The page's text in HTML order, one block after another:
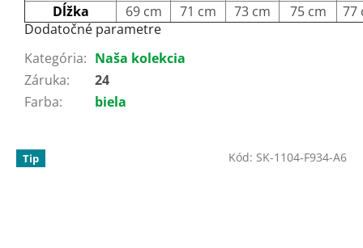
Dĺžka
69 cm 71 cm 73 cm 75 cm
77
Dodatočné parametre
Kategória: Naša kolekcia
Záruka:
24
Farba: biela
Tip Kód: SK-1104-F934-A6